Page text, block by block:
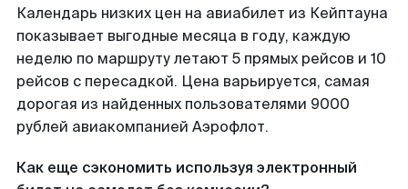
Календарь низких цен на авиабилет из Кейптауна
показывает выгодные месяца в году, каждую
неделю по маршруту летают 5 прямых рейсов и 10
рейсов с пересадкой. Цена варьируется, самая
дорогая из найденных пользователями 9000
рублей авиакомпанией Аэрофлот.
Как еще сэкономить используя электронный